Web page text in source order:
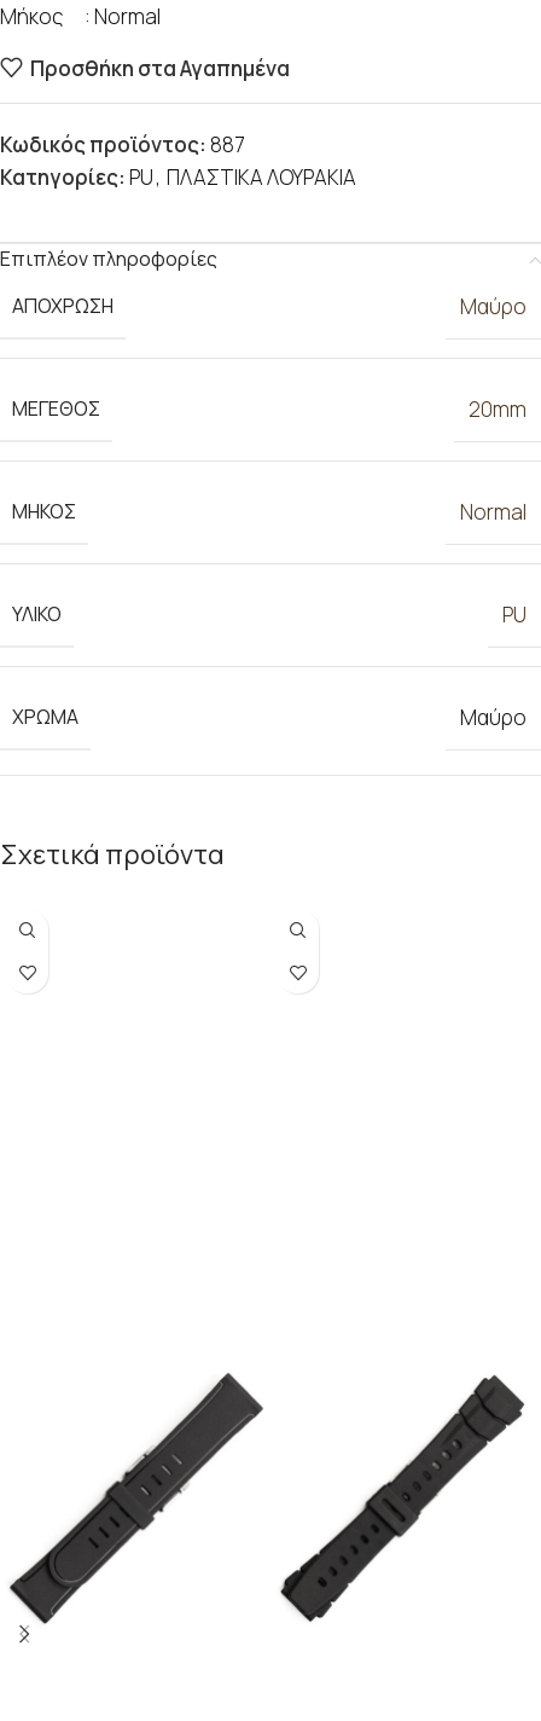
Μήκος : Normal
Προσθήκη στα Αγαπημένα
Κωδικός προϊόντος: 887
Κατηγορίες: PU, ΠΛΑΣΤΙΚΑ ΛΟΥΡΑΚΙΑ
Επιπλέον πληροφορίες
ΑΠΟΧΡΩΣΗ
Μαύρο
ΜΕΓΕΘΟΣ 20mm
ΜΗΚΟΣ Normal
ΥΛΙΚΟ PU
ΧΡΩΜΑ Μαύρο
Σχετικά προϊόντα